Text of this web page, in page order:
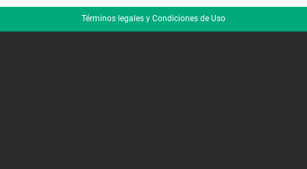
Términos legales y Condiciones de Uso